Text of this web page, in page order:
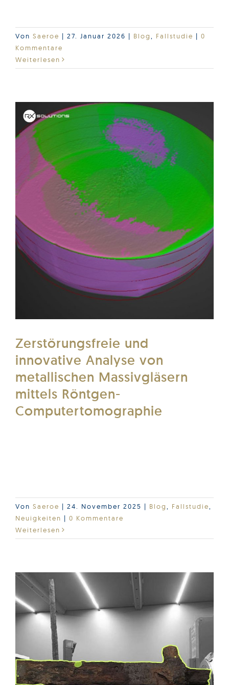
Von Saeroe | 27. Januar 2026 | Blog Fallstudie | 0
Kommentare
Weiterlesen
Zerstörungsfreie und
innovative Analyse von
metallischen Massivgläsern
mittels Röntgen-
Computertomographie
Von Saeroe | 24. November 2025 | Blog Fallstudie
Neuigkeiten | 0 Kommentare
Weiterlesen